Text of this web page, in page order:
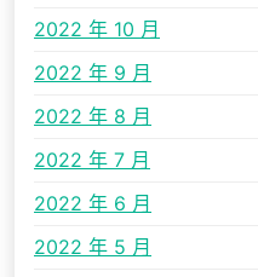
2022 年 10 月
2022 年 9 月
2022 年 8 月
2022 年 7 月
2022 年 6 月
2022 年 5 月